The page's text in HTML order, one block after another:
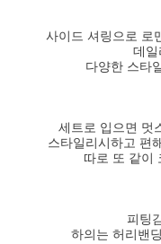
사이드 셔링으로 로
데
다양한 스타
세트로 입으면 멋
스타일리시하고 편
따로 또 같이
피팅
하의는 허리밴